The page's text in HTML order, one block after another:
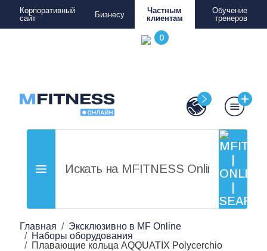
Корпоративный
сайт
Бизнесу
Частным
клиентам
Обучение
тренеров
Главная
Эксклюзивно в MF Online
Наборы оборудования
Плавающие кольца AQQUATIX Polycerchio